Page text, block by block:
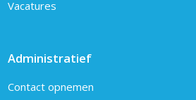
Vacatures
Administratief
Contact opnemen